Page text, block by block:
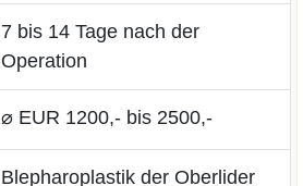
7 bis 14 Tage nach der
Operation
⌀ EUR 1200,- bis 2500,-
Blepharoplastik der Oberlider